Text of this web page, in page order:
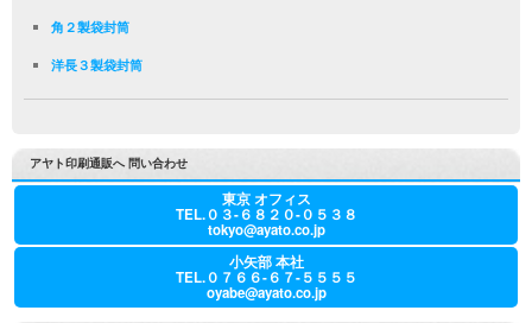
角２製袋封筒
洋長３製袋封筒
アヤト印刷通販へ 問い合わせ
東京 オフィス
TEL.０３-６８２０-０５３８
tokyo@ayato.co.jp
小矢部 本社
TEL.０７６６-６７-５５５５
oyabe@ayato.co.jp